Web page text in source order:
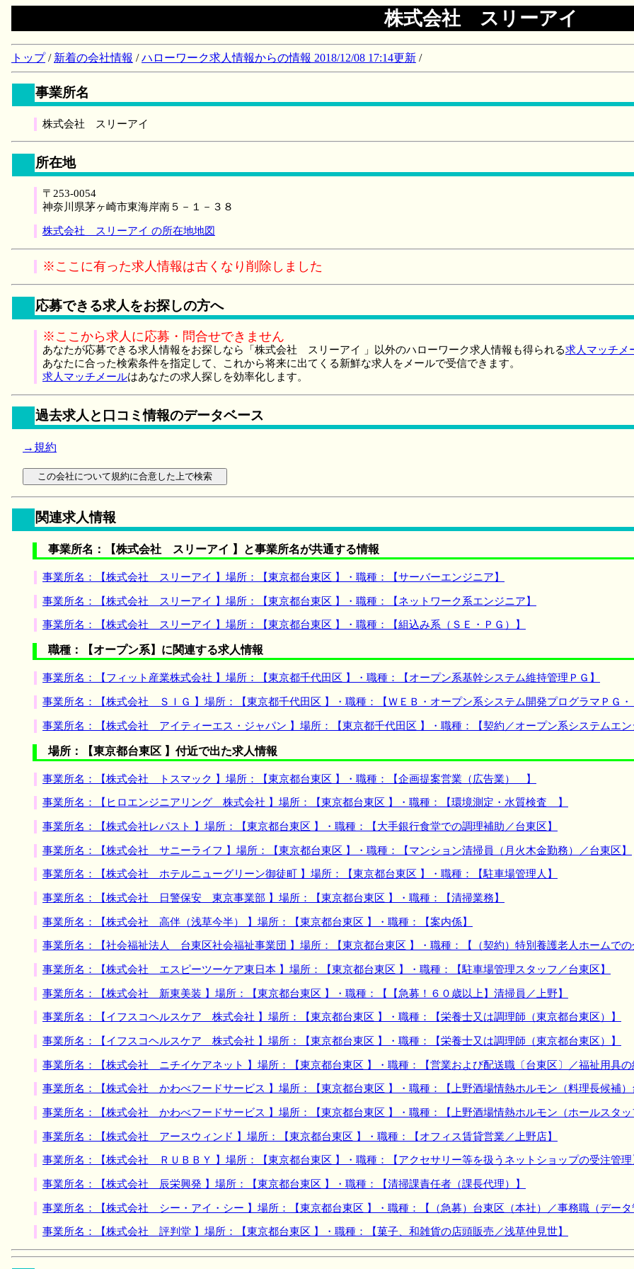
株式会社 スリーアイ
トップ/ 新着の会社情報 /ハローワーク求人情報からの情報 2018/12/08 17:14更新 /
事業所名
株式会社 スリーアイ
所在地
〒253-0054
神奈川県茅ヶ崎市東海岸南５－１－３８
株式会社 スリーアイ の所在地地図
※ここに有った求人情報は古くなり削除しました
応募できる求人をお探しの方へ
※ここから求人に応募・問合せできません
あなたが応募できる求人情報をお探しなら「株式会社 スリーアイ 」以外のハローワーク求人情報も得られる求人マッチメ
あなたに合った検索条件を指定して、これから将来に出てくる新鮮な求人をメールで受信できます。
求人マッチメールはあなたの求人探しを効率化します。
過去求人と口コミ情報のデータベース
→規約
関連求人情報
事業所名：【株式会社 スリーアイ 】と事業所名が共通する情報
事業所名：【株式会社 スリーアイ 】場所：【東京都台東区 】・職種：【サーバーエンジニア】
事業所名：【株式会社 スリーアイ 】場所：【東京都台東区 】・職種：【ネットワーク系エンジニア】
事業所名：【株式会社 スリーアイ 】場所：【東京都台東区 】・職種：【組込み系（ＳＥ・ＰＧ）】
職種：【オープン系】に関連する求人情報
事業所名：【フィット産業株式会社 】場所：【東京都千代田区 】・職種：【オープン系基幹システム維持管理ＰＧ】
事業所名：【株式会社 ＳＩＧ 】場所：【東京都千代田区 】・職種：【ＷＥＢ・オープン系システム開発プログラマＰＧ・
事業所名：【株式会社 アイティーエス・ジャパン 】場所：【東京都千代田区 】・職種：【契約／オープン系システムエン
場所：【東京都台東区 】付近で出た求人情報
事業所名：【株式会社 トスマック 】場所：【東京都台東区 】・職種：【企画提案営業（広告業） 】
事業所名：【ヒロエンジニアリング 株式会社 】場所：【東京都台東区 】・職種：【環境測定・水質検査 】
事業所名：【株式会社レパスト 】場所：【東京都台東区 】・職種：【大手銀行食堂での調理補助／台東区】
事業所名：【株式会社 サニーライフ 】場所：【東京都台東区 】・職種：【マンション清掃員（月火木金勤務）／台東区】
事業所名：【株式会社 ホテルニューグリーン御徒町 】場所：【東京都台東区 】・職種：【駐車場管理人】
事業所名：【株式会社 日警保安 東京事業部 】場所：【東京都台東区 】・職種：【清掃業務】
事業所名：【株式会社 高伴（浅草今半） 】場所：【東京都台東区 】・職種：【案内係】
事業所名：【社会福祉法人 台東区社会福祉事業団 】場所：【東京都台東区 】・職種：【（契約）特別養護老人ホームでの
事業所名：【株式会社 エスピーツーケア東日本 】場所：【東京都台東区 】・職種：【駐車場管理スタッフ／台東区】
事業所名：【株式会社 新東美装 】場所：【東京都台東区 】・職種：【【急募！６０歳以上】清掃員／上野】
事業所名：【イフスコヘルスケア 株式会社 】場所：【東京都台東区 】・職種：【栄養士又は調理師（東京都台東区）】
事業所名：【イフスコヘルスケア 株式会社 】場所：【東京都台東区 】・職種：【栄養士又は調理師（東京都台東区）】
事業所名：【株式会社 ニチイケアネット 】場所：【東京都台東区 】・職種：【営業および配送職〔台東区〕／福祉用具の
事業所名：【株式会社 かわべフードサービス 】場所：【東京都台東区 】・職種：【上野酒場情熱ホルモン（料理長候補）
事業所名：【株式会社 かわべフードサービス 】場所：【東京都台東区 】・職種：【上野酒場情熱ホルモン（ホールスタッ
事業所名：【株式会社 アースウィンド 】場所：【東京都台東区 】・職種：【オフィス賃貸営業／上野店】
事業所名：【株式会社 ＲＵＢＢＹ 】場所：【東京都台東区 】・職種：【アクセサリー等を扱うネットショップの受注管理
事業所名：【株式会社 辰栄興発 】場所：【東京都台東区 】・職種：【清掃課責任者（課長代理）】
事業所名：【株式会社 シー・アイ・シー 】場所：【東京都台東区 】・職種：【（急募）台東区（本社）／事務職（データ
事業所名：【株式会社 評判堂 】場所：【東京都台東区 】・職種：【菓子、和雑貨の店頭販売／浅草仲見世】